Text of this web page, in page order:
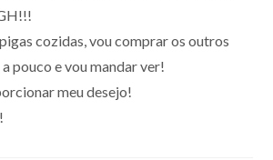
cozidas, vou comprar os outros
pouco e vou mandar ver!
meu desejo!